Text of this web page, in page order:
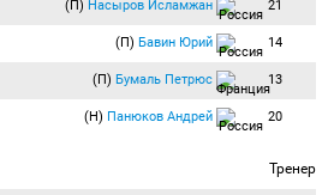
(П) Насыров Исламжан 21
(П) Бавин Юрий 14
(П) Бумаль Петрюс 13
(Н) Панюков Андрей 20
Тренер